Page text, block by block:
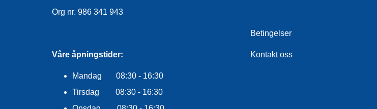
Org nr. 986 341 943
Våre åpningstider:
Mandag 08:30 - 16:30
Tirsdag 08:30 - 16:30
Betingelser
Kontakt oss